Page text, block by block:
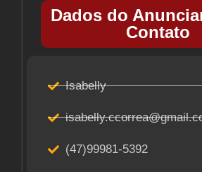
Dados do
Contato
Isabelly
(47)99981-5392